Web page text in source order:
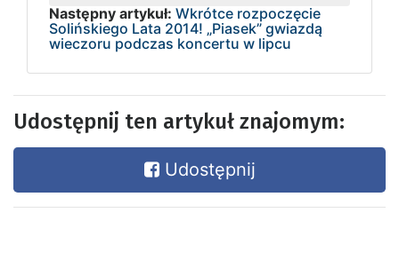
Następny artykuł: Wkrótce rozpoczęcie
Solińskiego Lata 2014! „Piasek” gwiazdą
wieczoru podczas koncertu w lipcu
Udostępnij ten artykuł znajomym:
Udostępnij